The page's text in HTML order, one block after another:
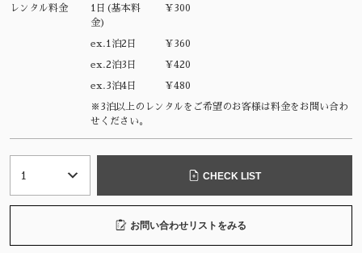
レンタル料金
1日(基本料
金)
¥300
ex.1泊2日 ¥360
ex.2泊3日 ¥420
ex.3泊4日 ¥480
※3泊以上のレンタルをご希望のお客様は料金をお問い合わ
せください。
CHECK LIST
お問い合わせリストをみる